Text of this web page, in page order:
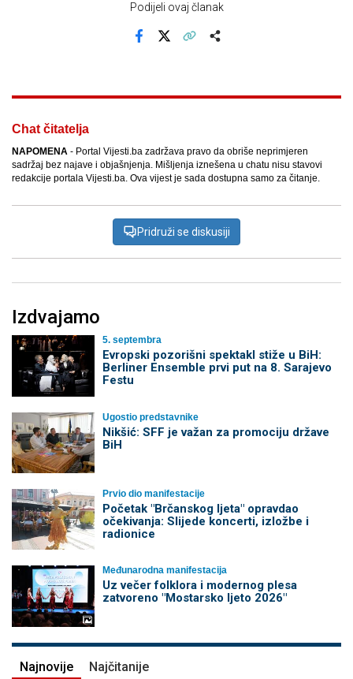
Podijeli ovaj članak
Chat čitatelja
NAPOMENA - Portal Vijesti.ba zadržava pravo da obriše neprimjeren
sadržaj bez najave i objašnjenja. Mišljenja iznešena u chatu nisu stavovi
redakcije portala Vijesti.ba. Ova vijest je sada dostupna samo za čitanje.
Pridruži se diskusiji
Izdvajamo
5. septembra
Evropski pozorišni spektakl stiže u BiH:
Berliner Ensemble prvi put na 8. Sarajevo
Festu
Ugostio predstavnike
Nikšić: SFF je važan za promociju države
BiH
Prvio dio manifestacije
Početak "Brčanskog ljeta" opravdao
očekivanja: Slijede koncerti, izložbe i
radionice
Međunarodna manifestacija
Uz večer folklora i modernog plesa
zatvoreno "Mostarsko ljeto 2026"
Najnovije Najčitanije